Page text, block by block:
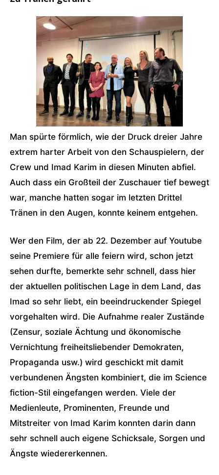
Man spürte förmlich, wie der Druck dreier Jahre
extrem harter Arbeit von den Schauspielern, der
Crew und Imad Karim in diesen Minuten abfiel.
Auch dass ein Großteil der Zuschauer tief bewegt
war, manche hatten sogar im letzten Drittel
Tränen in den Augen, konnte keinem entgehen.
Wer den Film, der ab 22. Dezember auf Youtube
seine Premiere für alle feiern wird, schon jetzt
sehen durfte, bemerkte sehr schnell, dass hier
der aktuellen politischen Lage in dem Land, das
Imad so sehr liebt, ein beeindruckender Spiegel
vorgehalten wird. Die Aufnahme realer Zustände
(Zensur, soziale Ächtung und ökonomische
Vernichtung freiheitsliebender Demokraten,
Propaganda usw.) wird geschickt mit damit
verbundenen Ängsten kombiniert, die im Science
fiction-Stil eingefangen werden. Viele der
Medienleute, Prominenten, Freunde und
Mitstreiter von Imad Karim konnten darin dann
sehr schnell auch eigene Schicksale, Sorgen und
Ängste wiedererkennen.